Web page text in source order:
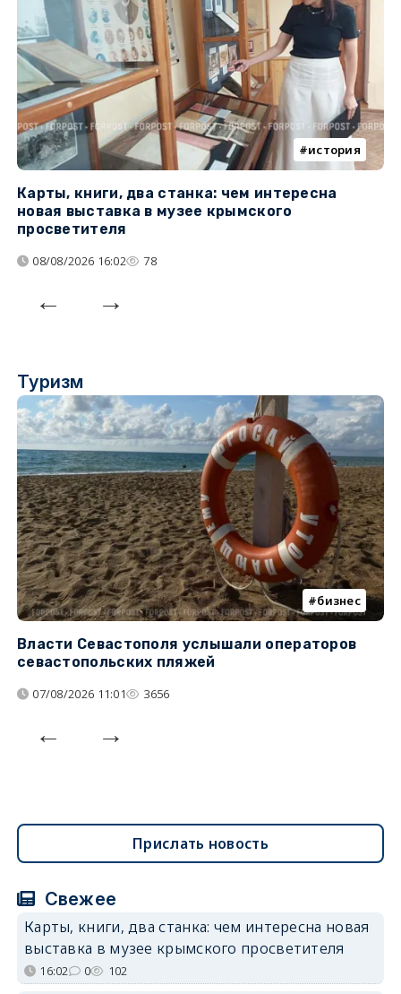
история
Карты, книги, два станка: чем интересна
новая выставка в музее крымского
просветителя
08/08/2026 16:02 78
Туризм
бизнес
Власти Севастополя услышали операторов
севастопольских пляжей
07/08/2026 11:01 3656
Прислать новость
Свежее
Карты, книги, два станка: чем интересна новая
выставка в музее крымского просветителя
16:02 0 102